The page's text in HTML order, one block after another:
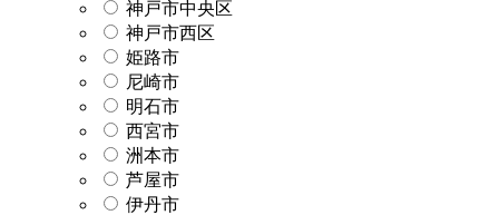
神戸市中央区
神戸市西区
姫路市
尼崎市
明石市
西宮市
洲本市
芦屋市
伊丹市